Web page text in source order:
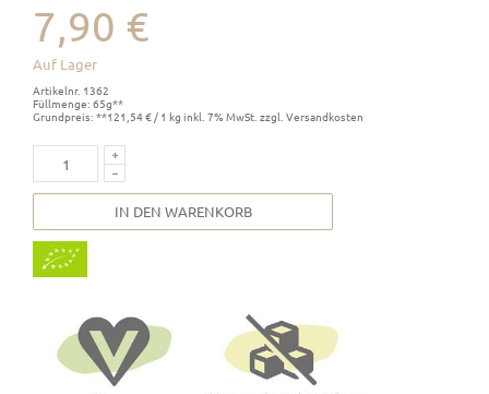
7,90 €
Auf Lager
Artikelnr. 1362
Füllmenge: 65g**
Grundpreis: **121,54 € / 1 kg inkl. 7% MwSt. zzgl. Versandkosten
IN DEN WARENKORB